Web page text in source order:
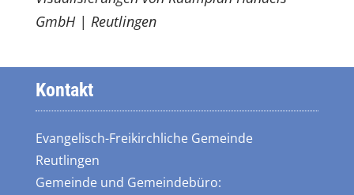
GmbH | Reutlingen
Kontakt
Evangelisch-Freikirchliche Gemeinde
Reutlingen
Gemeinde und Gemeindebüro: